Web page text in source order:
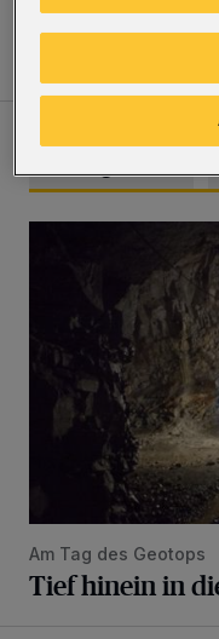
Am Tag des Geotops
Tief hinein in